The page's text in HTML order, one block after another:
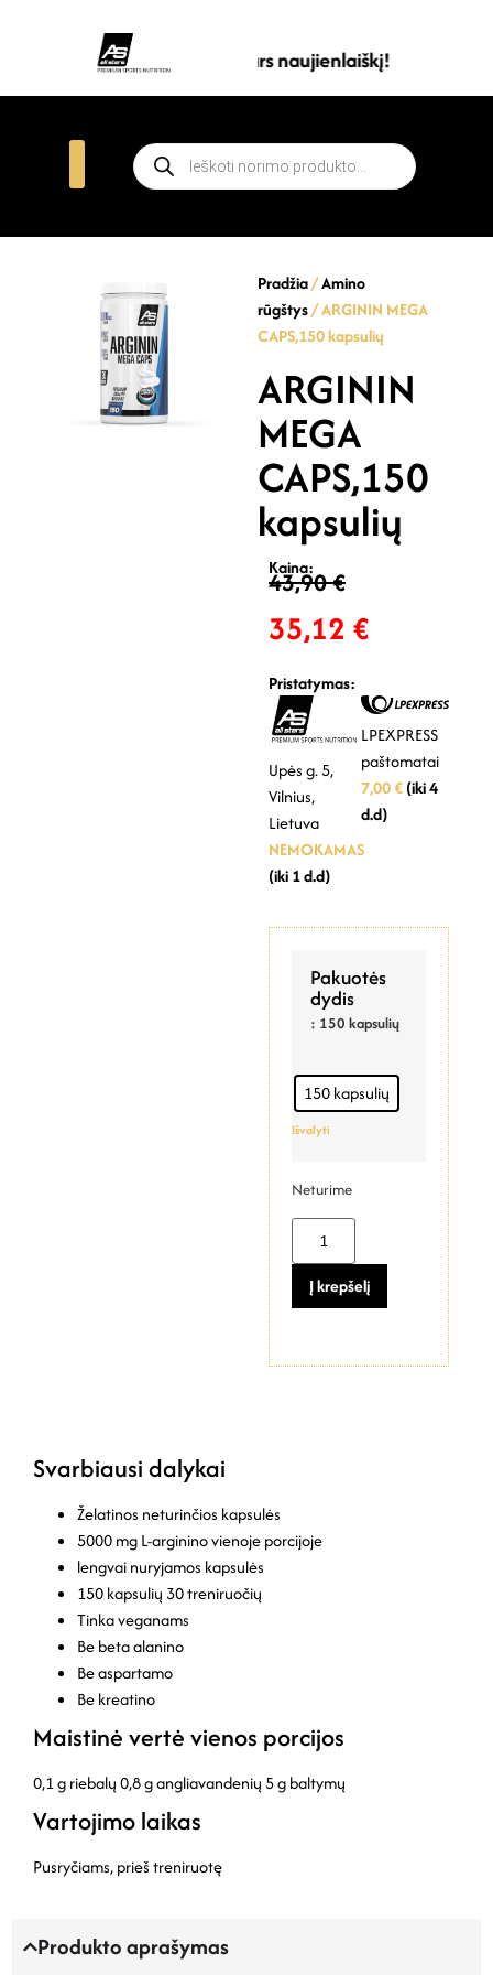
Prenumeruokite all stars naujienlaiškį!
Pradžia/Amino
rūgštys/ ARGININ MEGA
CAPS,150 kapsulių
ARGININ
MEGA
CAPS,150
kapsulių
Kaina:
43,90€
35,12 €
Pristatymas:
Upės g. 5,
Vilnius,
Lietuva
NEMOKAMAS
(iki 1 d.d)
LPEXPRESS
paštomatai
7,00 €(iki 4
d.d)
Pakuotės
dydis
: 150 kapsulių
150 kapsulių
Išvalyti
Neturime
Į krepšelį
Svarbiausi dalykai
Želatinos neturinčios kapsulės
5000 mg L-arginino vienoje porcijoje
lengvai nuryjamos kapsulės
150 kapsulių 30 treniruočių
Tinka veganams
Be beta alanino
Be aspartamo
Be kreatino
Maistinė vertė vienos porcijos
0,1 g riebalų0,8 g angliavandenių 5 g baltymų
Vartojimo laikas
Pusryčiams, prieš treniruotę
Produkto aprašymas